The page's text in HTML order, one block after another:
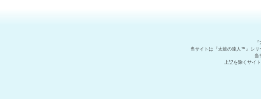
当サイトは『太鼓の達人™』シリ
当
上記を除くサイ